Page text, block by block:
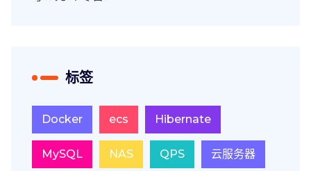
标签
Docker ecs Hibernate
MySQL NAS QPS 云服务器